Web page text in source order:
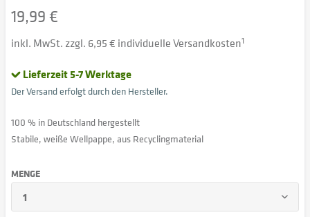
19,99 €
inkl. MwSt. zzgl. 6,95 € individuelle Versandkosten1
Lieferzeit 5-7 Werktage
Der Versand erfolgt durch den Hersteller.
100 % in Deutschland hergestellt
Stabile, weiße Wellpappe, aus Recyclingmaterial
MENGE